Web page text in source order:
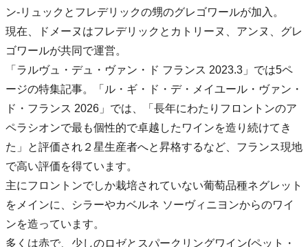
ン-リュックとフレデリックの甥のグレゴワールが加入。
現在、ドメーヌはフレデリックとカトリーヌ、アンヌ、グレ
ゴワールが共同で運営。
「ラルヴュ・デュ・ヴァン・ド フランス 2023.3」では5ペ
ージの特集記事。「ル・ギ・ド・デ・メイユール・ヴァン・
ド・フランス 2026」では、「長年にわたりフロントンのア
ペラシオンで最も個性的で卓越したワインを造り続けてき
た」と評価され２星生産者へと昇格するなど、フランス現地
で高い評価を得ています。
主にフロントンでしか栽培されていない葡萄品種ネグレット
をメインに、シラーやカベルネ ソーヴィニヨンからのワイ
ンを造っています。
多くは赤で、少しのロゼとスパークリングワイン(ペット・